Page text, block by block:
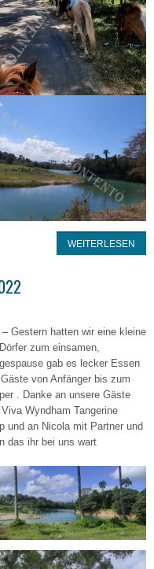
WEITERLESEN
Gestern hatten wir eine kleine
zum einsamen,
gab es lecker Essen
von Anfänger bis zum
. Danke an unsere Gäste
Wyndham Tangerine
und an Nicola mit Partner und
das ihr bei uns wart